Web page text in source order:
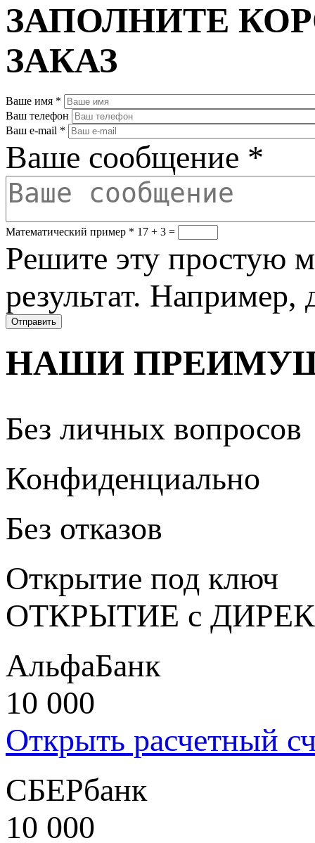
ЗАПОЛНИТЕ
ЗАКАЗ
Ваше имя *
Ваш телефон
Ваш e-mail *
Ваше сообщение *
Математический пример * 17 + 3 =
Решите эту простую
результат. Например,
НАШИ
Без личных вопросов
Конфиденциально
Без отказов
Открытие под ключ
ОТКРЫТИЕ с
АльфаБанк
10 000
Открыть расчетный
СБЕРбанк
10 000